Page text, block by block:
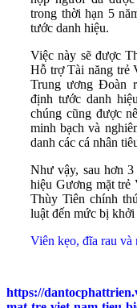
trong thời hạn 5
tước danh hiệu.
Việc này sẽ được
Hỗ trợ Tài năng trẻ
Trung ương Đoàn
định tước danh
chúng cũng được
minh bạch và
danh các cá nhân
Như vậy, sau hơn
hiệu Gương mặt trẻ
Thùy Tiên chính
luật đến mức bị khởi
Viên kẹo, đĩa rau và
https://